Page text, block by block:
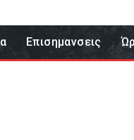
Επισημανσεις